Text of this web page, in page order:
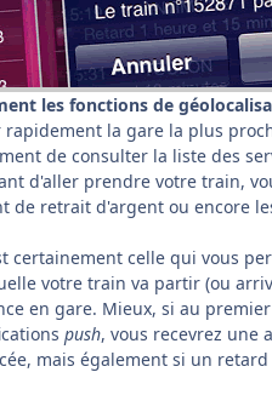
les fonctions de
la gare la plus
de consulter la liste des
d'aller prendre votre train,
de retrait d'argent ou encore
certainement celle qui vous
votre train va partir (ou
en gare. Mieux, si au
push, vous recevrez une
mais également si un